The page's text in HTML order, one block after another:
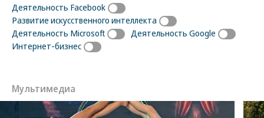
Деятельность Facebook
Развитие искусственного интеллекта
Деятельность Microsoft
Деятельность Google
Интернет-бизнес
Мультимедиа